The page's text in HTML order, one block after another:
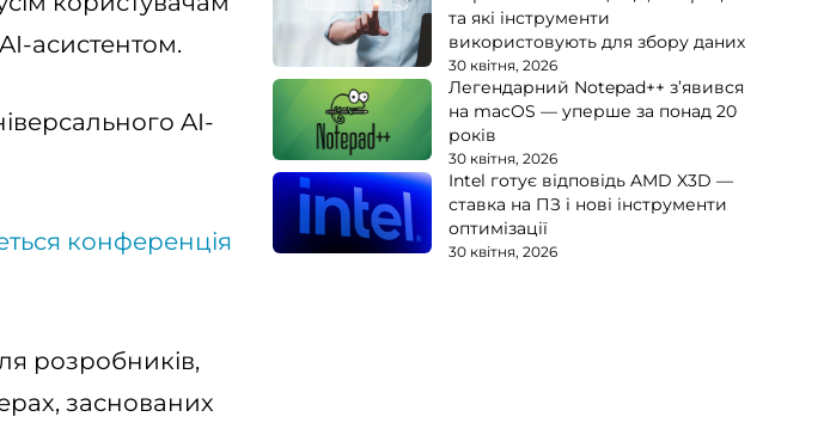
асистентом.
AI-
конференція
розробників,
заснованих
та які інструменти
використовують для збору даних
30 квітня, 2026
Легендарний Notepad++ з’явився
на macOS — уперше за понад 20
років
30 квітня, 2026
Intel готує відповідь AMD X3D —
ставка на ПЗ і нові інструменти
оптимізації
30 квітня, 2026